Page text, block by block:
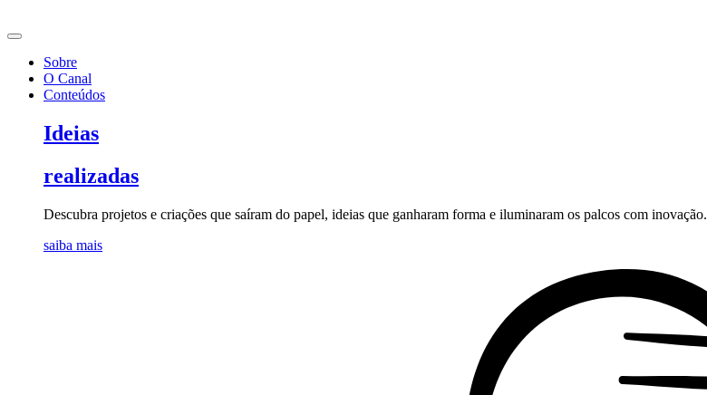
para
conteúdoSobre
O Canal
Conteúdos
Ideias
realizadas
Descubra projetos e criações que saíram do papel, ideias que ganharam forma e iluminaram os palcos com inovação.
saiba mais